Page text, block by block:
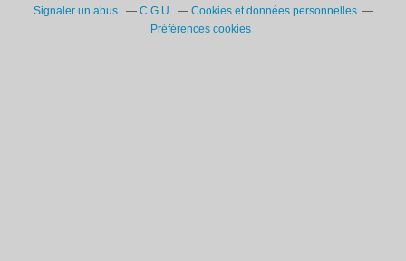
Signaler un abus
C.G.U.
Cookies et données personnelles
Préférences cookies